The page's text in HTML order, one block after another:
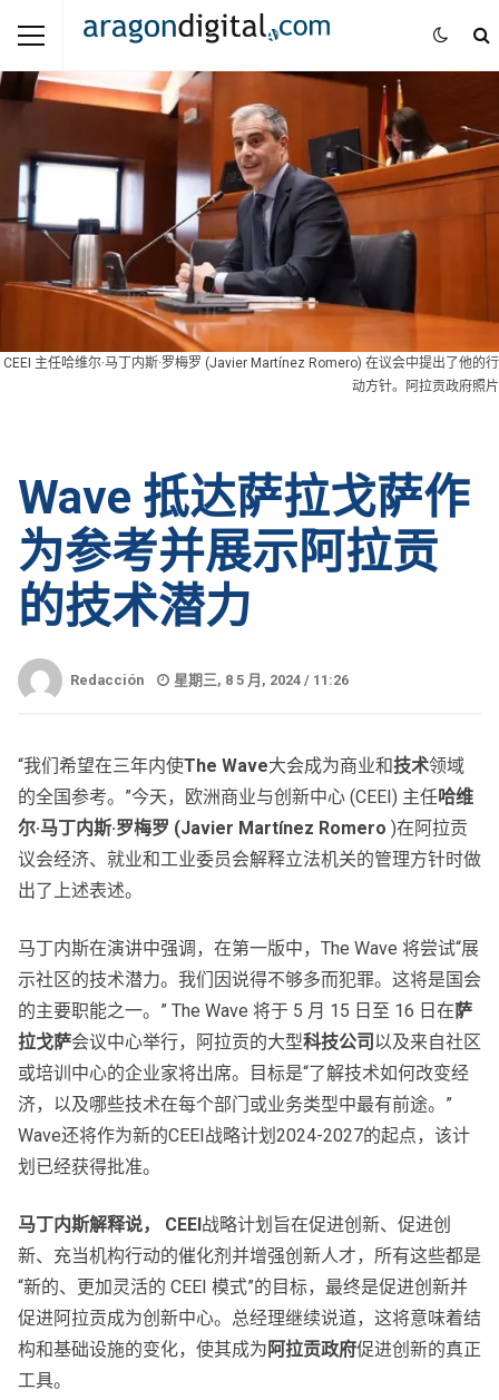
CEEI 主任哈维尔·马丁内斯·罗梅罗 (Javier Martínez Romero) 在议会中提出了他的行
动方针。阿拉贡政府照片
Wave 抵达萨拉戈萨作
为参考并展示阿拉贡
的技术潜力
Redacción 星期三, 8 5 月, 2024 / 11:26
“我们希望在三年内使The Wave大会成为商业和技术领域
的全国参考。”今天，欧洲商业与创新中心 (CEEI) 主任哈维
尔·马丁内斯·罗梅罗 (Javier Martínez Romero )在阿拉贡
议会经济、就业和工业委员会解释立法机关的管理方针时做
出了上述表述。
马丁内斯在演讲中强调，在第一版中，The Wave 将尝试“展
示社区的技术潜力。我们因说得不够多而犯罪。这将是国会
的主要职能之一。” The Wave 将于 5 月 15 日至 16 日在萨
拉戈萨会议中心举行，阿拉贡的大型科技公司 以及来自社区
或培训中心的企业家将出席。目标是“了解技术如何改变经
济，以及哪些技术在每个部门或业务类型中最有前途。”
Wave还将作为新的CEEI战略计划2024-2027的起点，该计
划已经获得批准。
马丁内斯解释说， CEEI 战略计划旨在促进创新、促进创
新、充当机构行动的催化剂并增强创新人才，所有这些都是
“新的、更加灵活的 CEEI 模式”的目标，最终是促进创新并
促进阿拉贡成为创新中心。总经理继续说道，这将意味着结
构和基础设施的变化，使其成为 阿拉贡政府促进创新的真正
工具。